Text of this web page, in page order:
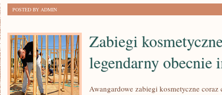
POSTED BY ADMIN
Zabiegi
legendarny obecnie
Awangardowe zabiegi kosmetyczne coraz